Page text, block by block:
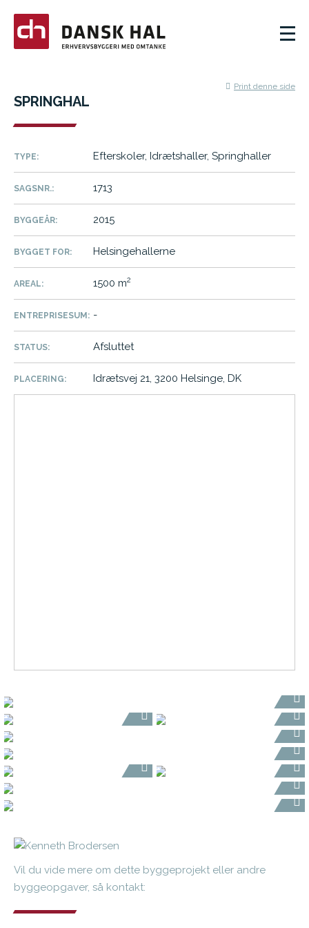
Print denne side
SPRINGHAL
TYPE: Efterskoler, Idrætshaller, Springhaller
SAGSNR.: 1713
BYGGEÅR: 2015
BYGGET FOR: Helsingehallerne
AREAL: 1500 m2
ENTREPRISESUM: -
STATUS: Afsluttet
PLACERING: Idrætsvej 21, 3200 Helsinge, DK
Vil du vide mere om dette byggeprojekt eller andre
byggeopgaver, så kontakt: